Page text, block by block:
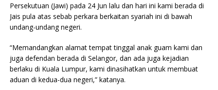
Persekutuan (Jawi) pada 24 Jun lalu dan hari ini kami berada di
Jais pula atas sebab perkara berkaitan syariah ini di bawah
undang-undang negeri.
“Memandangkan alamat tempat tinggal anak guam kami dan
juga defendan berada di Selangor, dan ada juga kejadian
berlaku di Kuala Lumpur, kami dinasihatkan untuk membuat
aduan di kedua-dua negeri,” katanya.